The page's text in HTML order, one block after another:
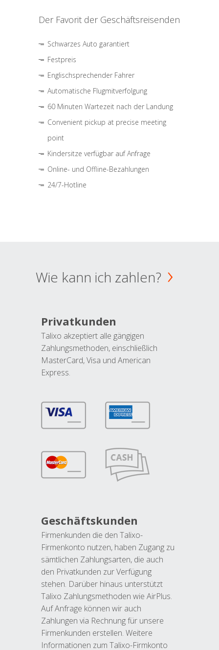
Der Favorit der Geschäftsreisenden
Schwarzes Auto garantiert
Festpreis
Englischsprechender Fahrer
Automatische Flugmitverfolgung
60 Minuten Wartezeit nach der Landung
Convenient pickup at precise meeting
point
Kindersitze verfügbar auf Anfrage
Online- und Offline-Bezahlungen
24/7-Hotline
Wie kann ich zahlen?
Privatkunden
Talixo akzeptiert alle gängigen
Zahlungsmethoden, einschließlich
MasterCard, Visa und American
Express.
Geschäftskunden
Firmenkunden die den Talixo-
Firmenkonto nutzen, haben Zugang zu
sämtlichen Zahlungsarten, die auch
den Privatkunden zur Verfügung
stehen. Darüber hinaus unterstützt
Talixo Zahlungsmethoden wie AirPlus.
Auf Anfrage können wir auch
Zahlungen via Rechnung für unsere
Firmenkunden erstellen. Weitere
Informationen zum Talixo-Firmkonto